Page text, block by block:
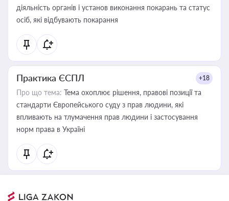
діяльність органів і установ виконання покарань та статус
осіб, які відбувають покарання
Практика ЄСПЛ +18
Про що тема: Тема охоплює рішення, правові позиції та
стандарти Європейського суду з прав людини, які
впливають на тлумачення прав людини і застосування
норм права в Україні